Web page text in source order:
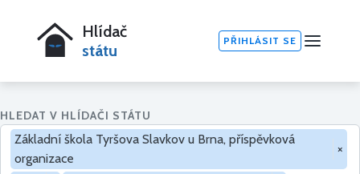
Hlídač
státu
PŘIHLÁSIT SE
HLEDAT V HLÍDAČI STÁTU
Základní škola Tyršova Slavkov u Brna, příspěvková
organizace
×